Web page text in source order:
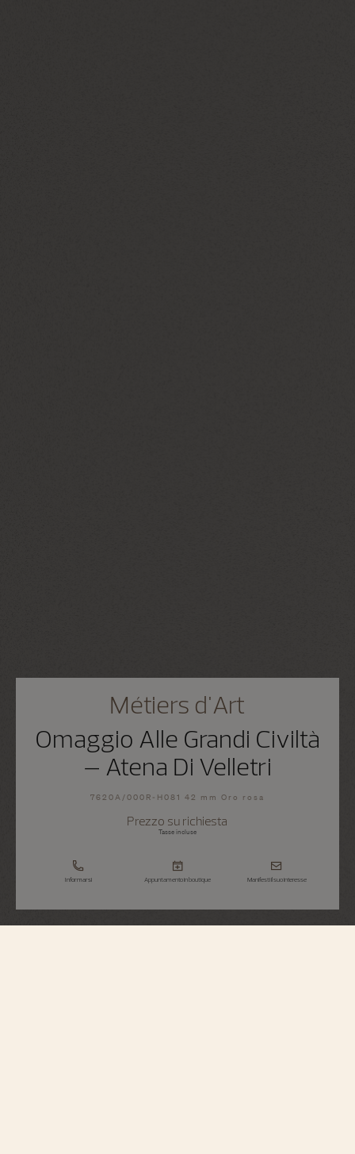
Métiers d'Art
Omaggio Alle Grandi Civiltà
– Atena Di Velletri
7620A/000R-H081 42 mm Oro rosa
Prezzo su richiesta
Tasse incluse
Informarsi Appuntamento in boutique Manifesti il suo interesse